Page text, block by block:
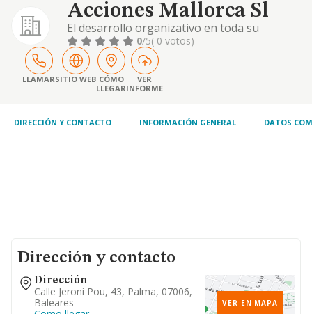
Acciones Mallorca Sl
El desarrollo organizativo en toda su
extension de conferencias, seminarios,
encuentros y reuniones en el ambito de la
investigacion cientifica, del desarrollo de la
cultura en todas sus manifestaciones,
actividades depo
0/5( 0 votos)
LLAMARSITIO WEB CÓMO
LLEGAR
VER
INFORME
DIRECCIÓN Y CONTACTO INFORMACIÓN GENERAL DATOS
Dirección y contacto
Dirección
Calle Jeroni Pou, 43, Palma, 07006,
Baleares
VER EN MAPA